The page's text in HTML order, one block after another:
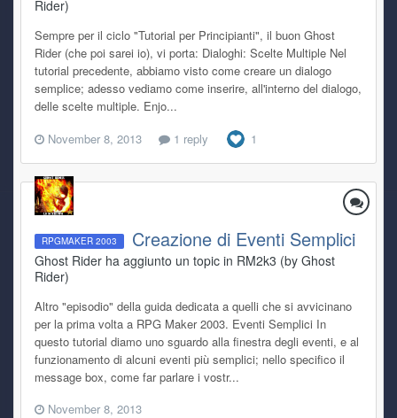
Rider)
Sempre per il ciclo "Tutorial per Principianti", il buon Ghost
Rider (che poi sarei io), vi porta: Dialoghi: Scelte Multiple Nel
tutorial precedente, abbiamo visto come creare un dialogo
semplice; adesso vediamo come inserire, all'interno del dialogo,
delle scelte multiple. Enjo...
November 8, 2013
1 reply 1
RPGMAKER 2003 Creazione di Eventi Semplici
Ghost Rider ha aggiunto un topic in RM2k3 (by Ghost
Rider)
Altro "episodio" della guida dedicata a quelli che si avvicinano
per la prima volta a RPG Maker 2003. Eventi Semplici In
questo tutorial diamo uno sguardo alla finestra degli eventi, e al
funzionamento di alcuni eventi più semplici; nello specifico il
message box, come far parlare i vostr...
November 8, 2013